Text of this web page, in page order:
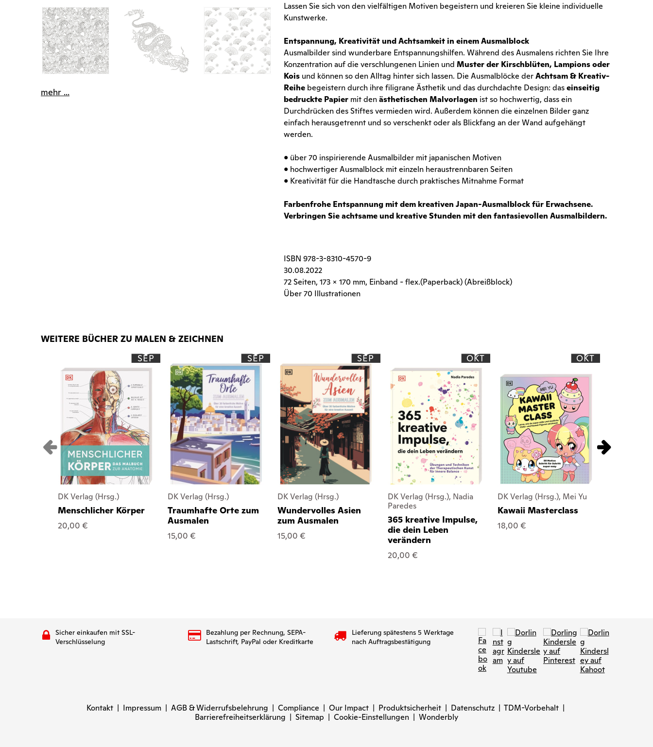
mehr ...
Lassen Sie sich von den vielfältigen Motiven begeistern und kreieren Sie kleine individuelle
Kunstwerke.
Entspannung, Kreativität und Achtsamkeit in einem Ausmalblock
Ausmalbilder sind wunderbare Entspannungshilfen. Während des Ausmalens richten Sie Ihre
Konzentration auf die verschlungenen Linien und Muster der Kirschblüten, Lampions oder
Kois und können so den Alltag hinter sich lassen. Die Ausmalblöcke derAchtsam & Kreativ-
Reihe begeistern durch ihre filigrane Ästhetik und das durchdachte Design: daseinseitig
bedruckte Papier mit denästhetischen Malvorlagen ist so hochwertig, dass ein
Durchdrücken des Stiftes vermieden wird. Außerdem können die einzelnen Bilder ganz
einfach herausgetrennt und so verschenkt oder als Blickfang an der Wand aufgehängt
werden.
• über 70 inspirierende Ausmalbilder mit japanischen Motiven
• hochwertiger Ausmalblock mit einzeln heraustrennbaren Seiten
• Kreativität für die Handtasche durch praktisches Mitnahme Format
Farbenfrohe Entspannung mit dem kreativen Japan-Ausmalblock für Erwachsene.
Verbringen Sie achtsame und kreative Stunden mit den fantasievollen Ausmalbildern.
ISBN 978-3-8310-4570-9
30.08.2022
72 Seiten, 173 x 170 mm, Einband - flex.(Paperback) (Abreißblock)
Über 70 Illustrationen
WEITERE BÜCHER ZU MALEN & ZEICHNEN
SEP
DK Verlag (Hrsg.)
Menschlicher Körper
20,00 €
SEP
DK Verlag (Hrsg.)
Traumhafte Orte zum
Ausmalen
15,00 €
SEP
DK Verlag (Hrsg.)
Wundervolles Asien
zum Ausmalen
15,00 €
OKT
DK Verlag (Hrsg.), Nadia
Paredes
365 kreative Impulse,
die dein Leben
verändern
20,00 €
OKT
DK Verlag (Hrsg.), Mei Yu
Kawaii Masterclass
18,00 €
Sicher einkaufen mit SSL-
Verschlüsselung
Bezahlung per Rechnung, SEPA-
Lastschrift, PayPal oder Kreditkarte
Lieferung spätestens 5 Werktage
nach Auftragsbestätigung
Kontakt | Impressum | AGB & Widerrufsbelehrung | Compliance | Our Impact | Produktsicherheit | Datenschutz | TDM-Vorbehalt |
Barrierefreiheitserklärung | Sitemap | Cookie-Einstellungen | Wonderbly